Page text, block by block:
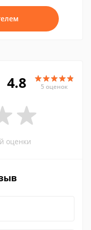
4.8 5 оценок
оценки